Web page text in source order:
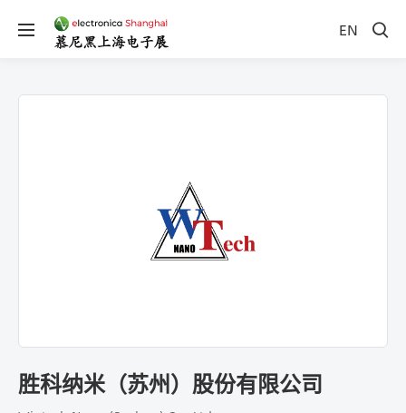
EN
胜科纳米（苏州）股份有限公司